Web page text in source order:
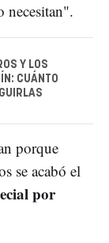
necesitan".
Y LOS
CUÁNTO
porque
se acabó el
por